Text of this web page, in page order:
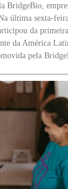
BridgeBio,
última sexta-
da
da América
pela